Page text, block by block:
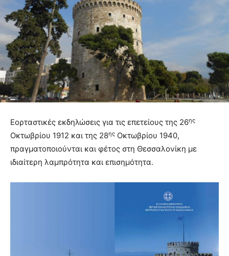
Εορταστικές εκδηλώσεις για τις επετείους της 26ης
Οκτωβρίου 1912 και της 28ης Οκτωβρίου 1940,
πραγματοποιούνται και φέτος στη Θεσσαλονίκη με
ιδιαίτερη λαμπρότητα και επισημότητα.